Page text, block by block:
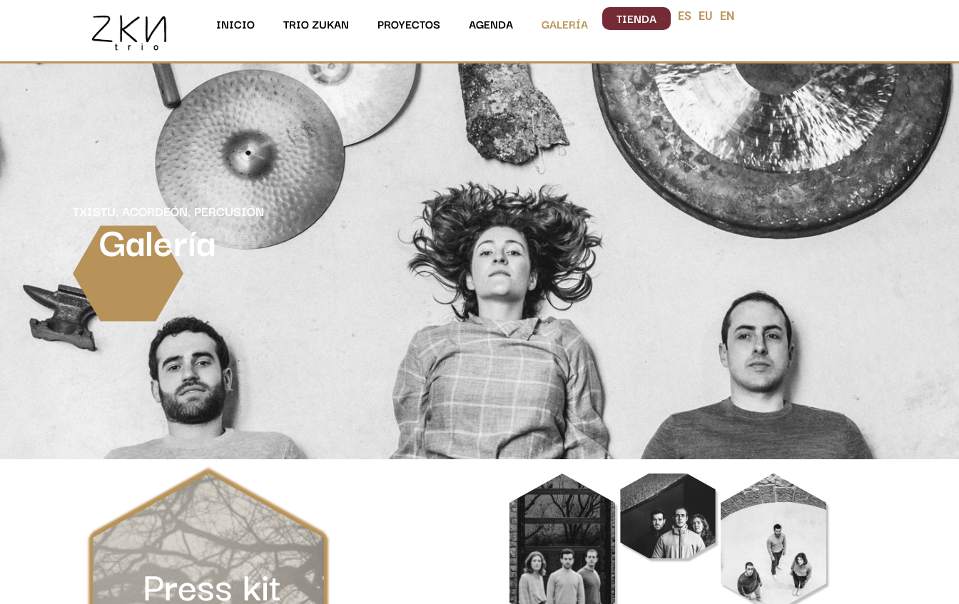
INICIO TRIO ZUKAN PROYECTOS AGENDA GALERÍA TIENDA ES EU EN
TXISTU, ACORDEÓN, PERCUSIÓN
Galería
Press kit